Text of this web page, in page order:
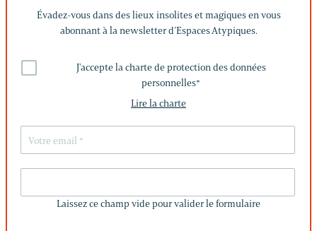
Évadez-vous dans des lieux insolites et magiques en vous
abonnant à la newsletter d’Espaces Atypiques.
J'accepte la charte de protection des données
personnelles*
Lire la charte
CHAMP
Laissez ce champ vide pour valider le formulaire